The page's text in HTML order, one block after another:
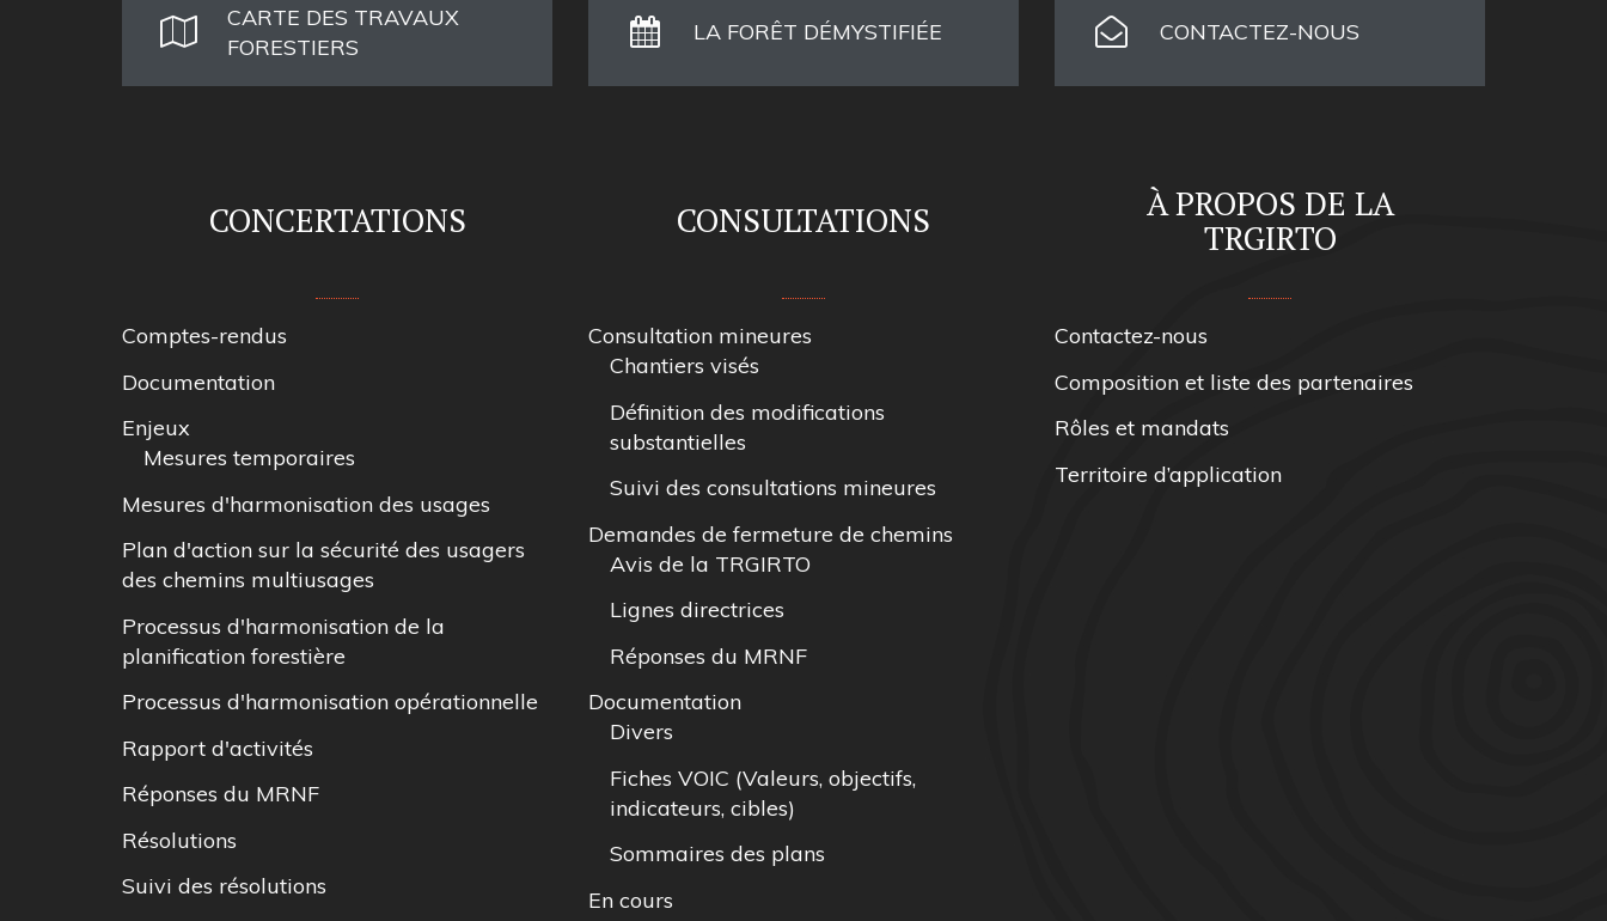
CARTE DES TRAVAUX
FORESTIERS
LA FORÊT DÉMYSTIFIÉE CONTACTEZ-NOUS
CONCERTATIONS
Comptes-rendus
Documentation
Enjeux
Mesures temporaires
Mesures d'harmonisation des usages
Plan d'action sur la sécurité des usagers
des chemins multiusages
Processus d'harmonisation de la
planification forestière
Processus d'harmonisation opérationnelle
Rapport d'activités
Réponses du MRNF
Résolutions
Suivi des résolutions
CONSULTATIONS
Consultation mineures
Chantiers visés
Définition des modifications
substantielles
Suivi des consultations mineures
Demandes de fermeture de chemins
Avis de la TRGIRTO
Lignes directrices
Réponses du MRNF
Documentation
Divers
Fiches VOIC (Valeurs, objectifs,
indicateurs, cibles)
Sommaires des plans
En cours
À PROPOS DE LA
TRGIRTO
Contactez-nous
Composition et liste des partenaires
Rôles et mandats
Territoire d’application